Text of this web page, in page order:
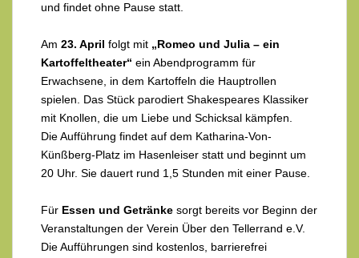
und findet ohne Pause statt.
Am 23. April folgt mit „Romeo und Julia – ein
Kartoffeltheater“ ein Abendprogramm für
Erwachsene, in dem Kartoffeln die Hauptrollen
spielen. Das Stück parodiert Shakespeares Klassiker
mit Knollen, die um Liebe und Schicksal kämpfen.
Die Aufführung findet auf dem Katharina-Von-
Künßberg-Platz im Hasenleiser statt und beginnt um
20 Uhr. Sie dauert rund 1,5 Stunden mit einer Pause.
Für Essen und Getränke sorgt bereits vor Beginn der
Veranstaltungen der Verein Über den Tellerrand e.V.
Die Aufführungen sind kostenlos, barrierefrei